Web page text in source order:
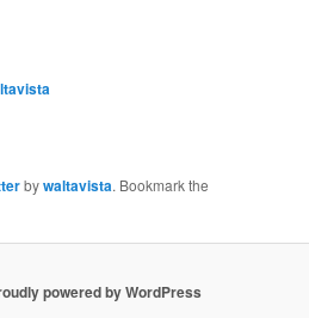
bywaltavista. Bookmark the
powered by WordPress